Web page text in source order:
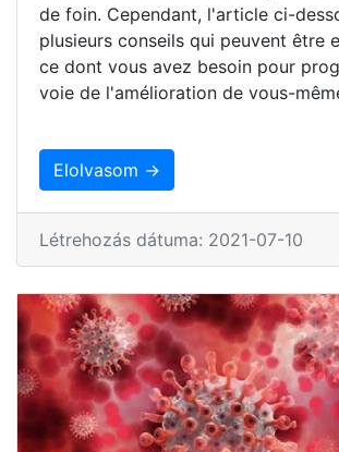
de foin. Cependant, l'article ci-
plusieurs conseils qui peuvent être
ce dont vous avez besoin pour
voie de l'amélioration de vous-
Elolvasom →
Létrehozás dátuma: 2021-07-10